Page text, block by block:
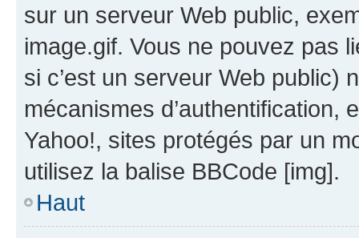
sur un serveur Web public,
image.gif. Vous ne pouvez pas
si c’est un serveur Web public)
mécanismes d’authentification,
Yahoo!, sites protégés par un
utilisez la balise BBCode [img].
Haut